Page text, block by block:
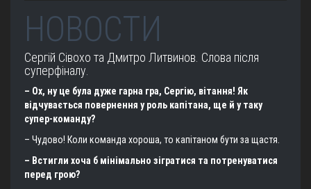
НОВОСТИ
Сергій Сівохо та Дмитро Литвинов. Слова після
суперфіналу.
– Ох, ну це була дуже гарна гра, Сергію, вітання! Як
відчувається повернення у роль капітана, ще й у таку
супер-команду?
– Чудово! Коли команда хороша, то капітаном бути за щастя.
– Встигли хоча б мінімально зігратися та потренуватися
перед грою?